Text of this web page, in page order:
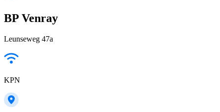
BP Venray
Leunseweg 47a
KPN